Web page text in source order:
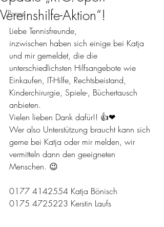
Presse
Vereinshilfe-Aktion“!
Liebe Tennisfreunde,
inzwischen haben sich einige bei Katja
und mir gemeldet, die die
unterschiedlichsten Hilfsangebote wie
Einkaufen, IT-Hilfe, Rechtsbeistand,
Kinderchirurgie, Spiele-, Büchertausch
anbieten.
Vielen lieben Dank dafür!! 👍❤
Wer also Unterstützung braucht kann sich
gerne bei Katja oder mir melden, wir
vermitteln dann den geeigneten
Menschen. 😉
0177 4142554 Katja Bönisch
0175 4725223 Kerstin Laufs